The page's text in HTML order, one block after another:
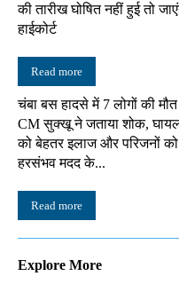
की तारीख घोषित नहीं हुई तो
हाईकोर्ट
Read more
चंबा बस हादसे में 7 लोगों की
CM सुक्खू ने जताया शोक,
को बेहतर इलाज और परिजनों को
हरसंभव मदद के...
Read more
Explore More